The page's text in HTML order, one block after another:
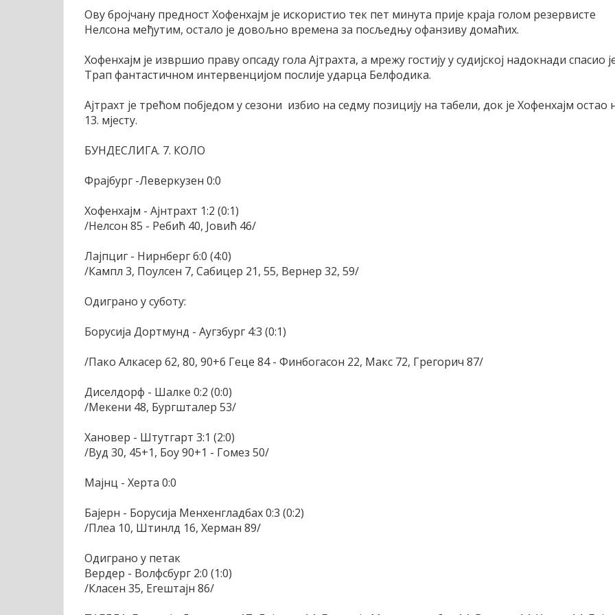
Ову бројчану предност Хофенхајм је искористио тек пет минута прије краја голом резервисте
Нелсона међутим, остало је довољно времена за посљедњу офанзиву домаћих.
Хофенхајм је извршио праву опсаду гола Ајтрахта, а мрежу гостију у судијској надокнади спасио
Трап фантастичном интервенцијом послије ударца Белфодика.
Ајтрахт је трећом побједом у сезони избио на седму позицију на табели, док је Хофенхајм остао
13. мјесту.
БУНДЕСЛИГА. 7. КОЛО
Фрајбург -Леверкузен 0:0
Хофенхајм - Ајнтрахт 1:2 (0:1)
/Нелсон 85 - Ребић 40, Јовић 46/
Лајпциг - Нирнберг 6:0 (4:0)
/Кампл 3, Поулсен 7, Сабицер 21, 55, Вернер 32, 59/
Одиграно у суботу:
Борусија Дортмунд - Аугзбург 4:3 (0:1)
/Пако Алкасер 62, 80, 90+6 Геце 84 - Финбогасон 22, Макс 72, Грегорич 87/
Диселдорф - Шалке 0:2 (0:0)
/Мекени 48, Бургшталер 53/
Хановер - Штутгарт 3:1 (2:0)
/Вуд 30, 45+1, Боу 90+1 - Гомез 50/
Мајнц - Херта 0:0
Бајерн - Борусија Менхенгладбах 0:3 (0:2)
/Плеа 10, Штинлд 16, Херман 89/
Одиграно у петак
Вердер - Волфсбург 2:0 (1:0)
/Класен 35, Егештајн 86/